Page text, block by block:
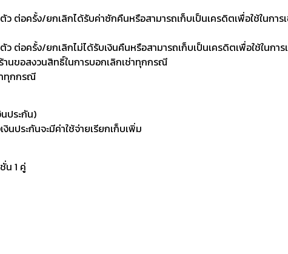
ต่อครั้ง/ยกเลิกได้รับค่าซักคืนหรือสามารถเก็บเป็นเครดิตเพื่อใช้ในกา
อครั้ง/ยกเลิกไม่ได้รับเงินคืนหรือสามารถเก็บเป็นเครดิตเพื่อใช้ในกา
นขอสงวนสิทธิ์ในการบอกเลิกเช่าทุกกรณี
าทุกกรณี
ประกัน)
ประกันจะมีค่าใช้จ่ายเรียกเก็บเพิ่ม
น 1 คู่